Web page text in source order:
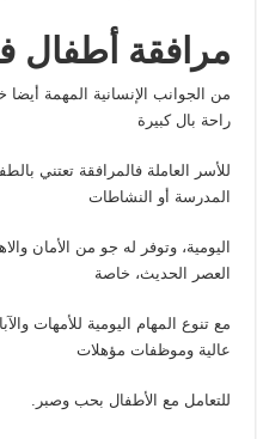
مرافقة أطفال
من الجوانب الإنسانية المهمة
راحة بال كبيرة
للأسر العاملة فالمرافقة تعتني
المدرسة أو النشاطات
اليومية، وتوفر له جو من الأمان
العصر الحديث، خاصة
مع تنوع المهام اليومية للأمهات
عالية وموظفات مؤهلات
للتعامل مع الأطفال بحب وصبر.